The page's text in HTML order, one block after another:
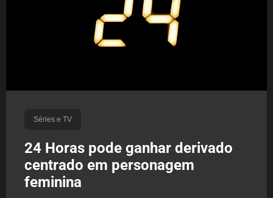
Séries e TV
24 Horas pode ganhar derivado
centrado em personagem
feminina